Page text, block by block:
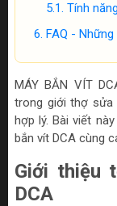
Tính
FAQ -
MÁY BẮN VÍT
trong giới thợ sửa
hợp lý. Bài viết
bắn vít DCA cùng
Giới thiệu
DCA